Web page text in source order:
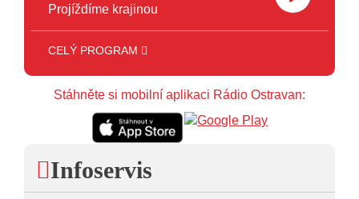
Projíždíme krajinou
CELÝ PROGRAM
Stáhněte si mobilní aplikaci Rádio Ostravan:
Infoservis